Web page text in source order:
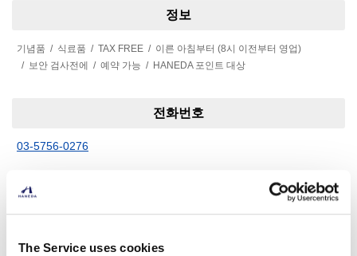
The Service uses cookies
정보
기념품 식료품 TAX FREE
이른 아침부터 (8시 이전부터 영업)
보안 검사전에
예약 가능 HANEDA 포인트 대상
전화번호
03-5756-0276